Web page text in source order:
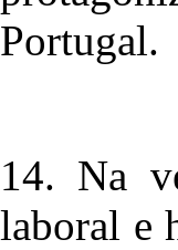
Portugal.
14. Na
laboral e